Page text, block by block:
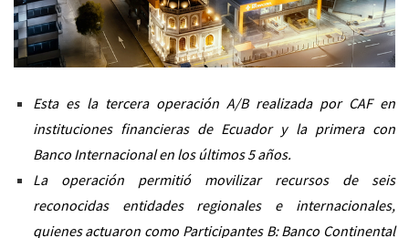
Esta es la tercera operación A/B realizada por CAF en
instituciones financieras de Ecuador y la primera con
Banco Internacional en los últimos 5 años.
La operación permitió movilizar recursos de seis
reconocidas entidades regionales e internacionales,
quienes actuaron como Participantes B: Banco Continental